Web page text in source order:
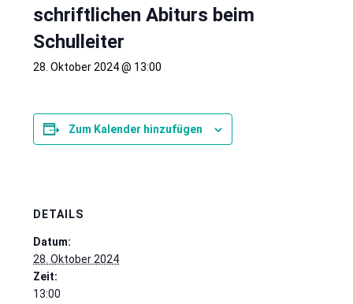
schriftlichen Abiturs beim
Schulleiter
28. Oktober 2024 @ 13:00
Zum Kalender hinzufügen
DETAILS
Datum:
28. Oktober 2024
Zeit:
13:00